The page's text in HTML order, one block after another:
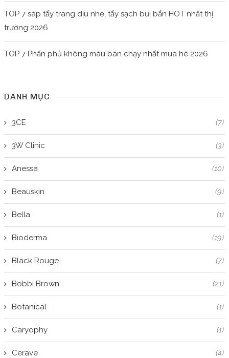
TOP 7 sáp tẩy trang dịu nhẹ, tẩy sạch bụi bẩn HOT nhất thị
trường 2026
TOP 7 Phấn phủ không màu bán chạy nhất mùa hè 2026
DANH MỤC
3CE (7)
3W Clinic (3)
Anessa (10)
Beauskin (9)
Bella (1)
Bioderma (19)
Black Rouge (7)
Bobbi Brown (21)
Botanical (1)
Caryophy (1)
Cerave (4)